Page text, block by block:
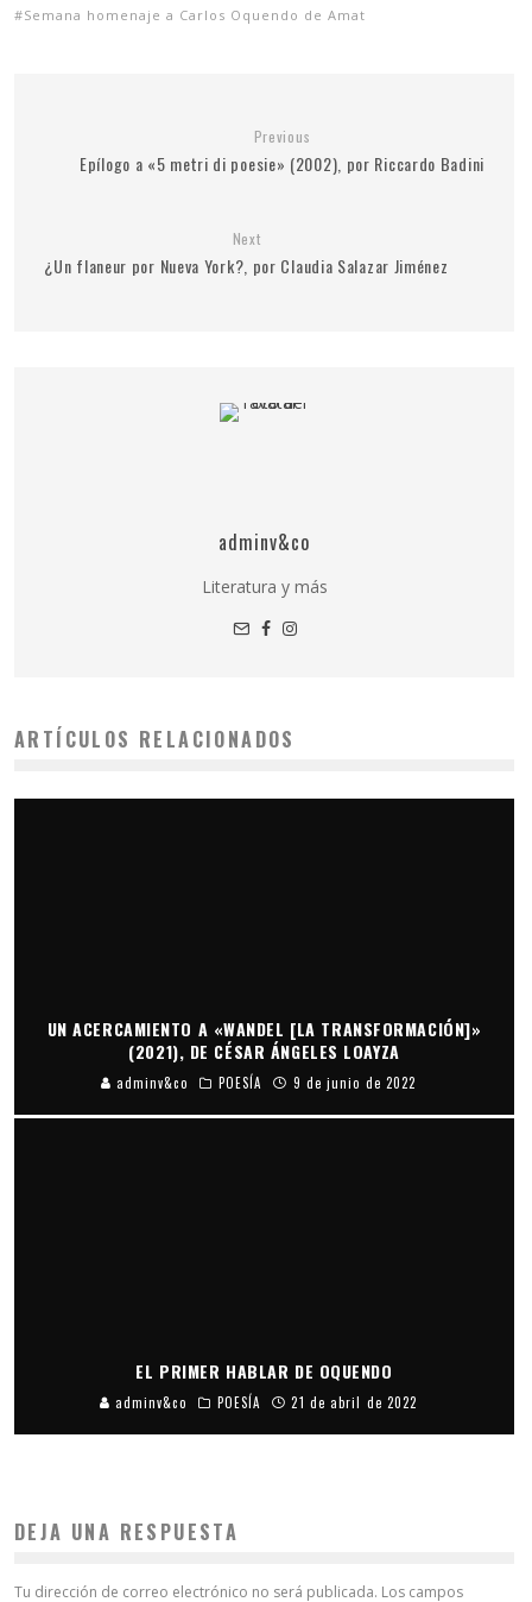
Semana homenaje a Carlos Oquendo de Amat
Previous
Epílogo a «5 metri di poesie» (2002), por Riccardo Badini
Next
¿Un flaneur por Nueva York?, por Claudia Salazar Jiménez
adminv&co
Literatura y más
ARTÍCULOS RELACIONADOS
UN ACERCAMIENTO A «WANDEL [LA TRANSFORMACIÓN]»
(2021), DE CÉSAR ÁNGELES LOAYZA
adminv&co POESÍA 9 de junio de 2022
EL PRIMER HABLAR DE OQUENDO
adminv&co POESÍA 21 de abril de 2022
DEJA UNA RESPUESTA
Tu dirección de correo electrónico no será publicada. Los campos